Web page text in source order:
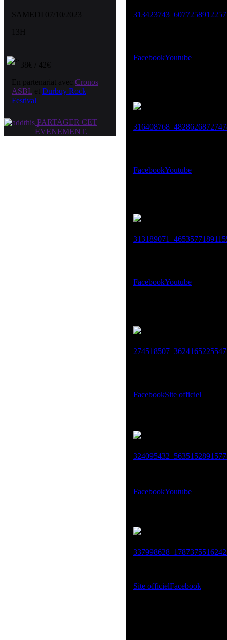
SAMEDI 07/10/2023
13H
38€ / 42€
En partenariat avec Cronos
ASBL et Durbuy Rock
Festival
PARTAGER CET
ÉVENEMENT.
FacebookYoutube
FacebookYoutube
FacebookYoutube
FacebookSite officiel
FacebookYoutube
Site officielFacebook